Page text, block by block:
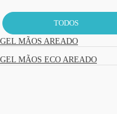
TODOS
GEL MÃOS AREADO
GEL MÃOS ECO AREADO